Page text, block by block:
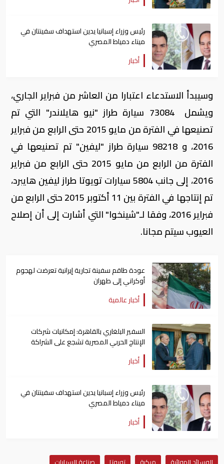
رئيس وزراء إسبانيا يدين استهداف سفينتان في
ميناء دمياط المصري
أخبار
وسيبدأ الاستدعاء اعتبارا من العاشر من فبراير الجاري،
ويشمل 73084 سيارة طراز "نيو هايلاندر" التي تم
تصنيعها في الفترة من مايو 2015 حتى الرابع من فبراير
2016، و 98218 سيارة طراز "ليفين" تم تصنيعها في
الفترة من الرابع من مايو 2015 حتى الرابع من فبراير
2016، إلى جانب 5804 سيارات تويوتا طراز ليفين هايبرد،
تم إنتاجها في الفترة بين 11 أكتوبر 2015 حتى الرابع من
فبراير 2016، وفقا لـ"شينخوا" التي أشارت إلى أن إصلاح
العيوب سيتم مجانا.
عودة طاقم سفينة تجارية ​إيرانية ​تعرضت لهجوم
أوكراني إلى طهران
أخبار عالمية
السفير البلغاري بالقاهرة: إمكانيات شركات
الإنتاج الحربي المصرية تشجع على الشراكة
معها
أخبار
رئيس وزراء إسبانيا يدين استهداف سفينتان في
ميناء دمياط المصري
أخبار